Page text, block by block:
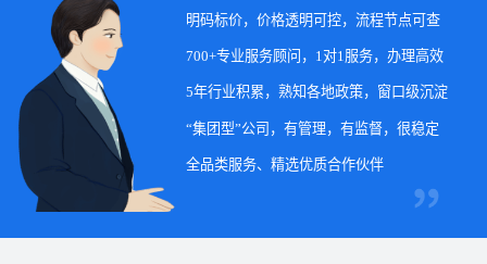
明码标价，价格透明可控，流程节点可查
700+专业服务顾问，1对1服务，办理高效
5年行业积累，熟知各地政策，窗口级沉淀
“集团型”公司，有管理，有监督，很稳定
全品类服务、精选优质合作伙伴